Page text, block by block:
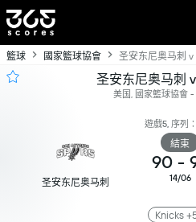
籃球 國家籃球協會 圣安东尼奥马刺
圣安东尼奥马刺
美国, 國家籃球協會 -
遊戲5, 序列
圣安东尼奥马刺
結束
90 -
14/06
Knicks